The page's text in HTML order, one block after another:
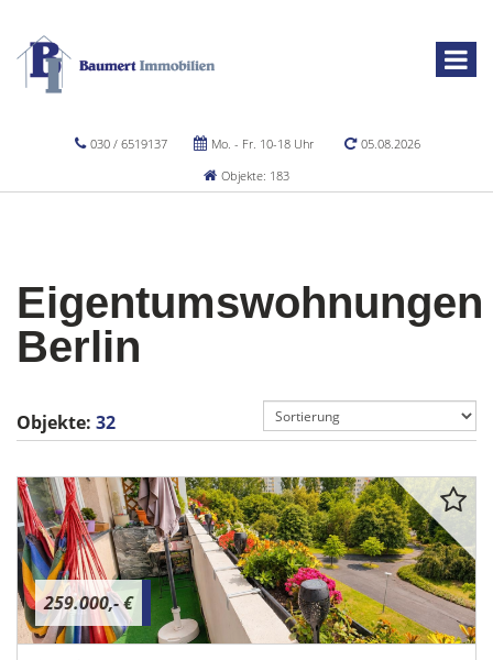
030 / 6519137 Mo. - Fr. 10-18 Uhr
05.08.2026
Objekte: 183
Eigentumswohnungen
Berlin
Objekte: 32
259.000,- €